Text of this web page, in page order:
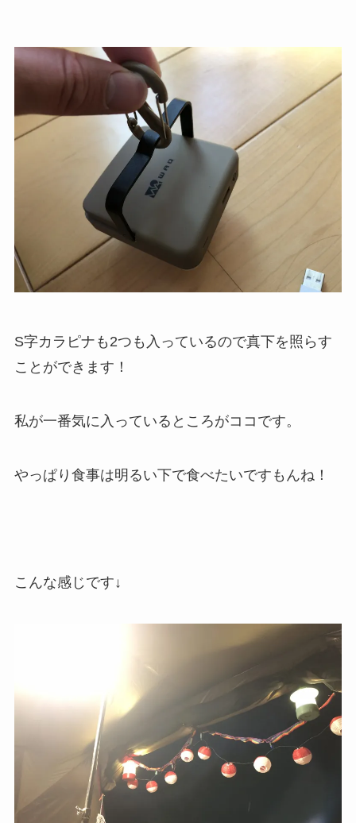
S字カラピナも2つも入っているので真下を照らす
ことができます！
私が一番気に入っているところがココです。
やっぱり食事は明るい下で食べたいですもんね！
こんな感じです↓